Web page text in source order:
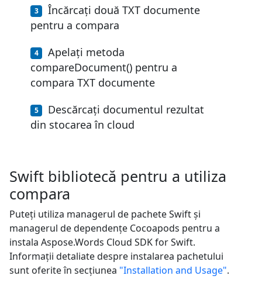
Încărcați două TXT documente
pentru a compara
Apelați metoda
compareDocument() pentru a
compara TXT documente
Descărcați documentul rezultat
din stocarea în cloud
Swift bibliotecă pentru a utiliza
compara
Puteți utiliza managerul de pachete Swift și
managerul de dependențe Cocoapods pentru a
instala Aspose.Words Cloud SDK for Swift.
Informații detaliate despre instalarea pachetului
sunt oferite în secțiunea "Installation and Usage".